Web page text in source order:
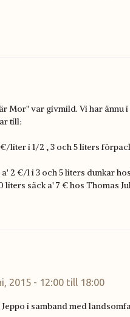
Mor" var givmild. Vi har ännu
till:
liter i 1/2 , 3 och 5 liters
2 €/l i 3 och 5 liters dunkar
liters säck a' 7 € hos Thomas
2015 - 12:00 till 18:00
i samband med